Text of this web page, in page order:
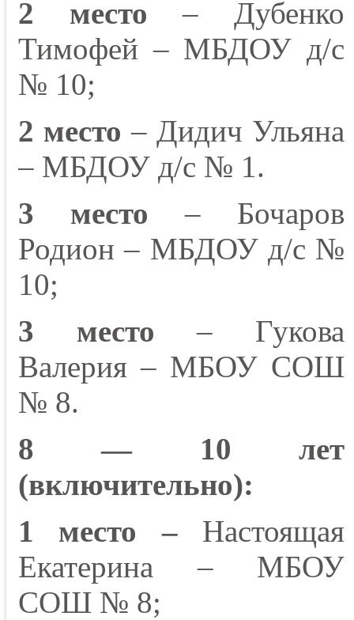
2 место – Дубенко
Тимофей – МБДОУ д/с
№ 10;
2 место – Дидич Ульяна
– МБДОУ д/с № 1.
3 место – Бочаров
Родион – МБДОУ д/с №
10;
3 место – Гукова
Валерия – МБОУ СОШ
№ 8.
8 — 10 лет
(включительно):
1 место – Настоящая
Екатерина – МБОУ
СОШ № 8;